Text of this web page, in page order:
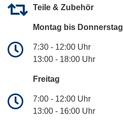
Teile & Zubehör
Montag bis Donnerstag
7:30 - 12:00 Uhr
13:00 - 18:00 Uhr
Freitag
7:00 - 12:00 Uhr
13:00 - 16:00 Uhr